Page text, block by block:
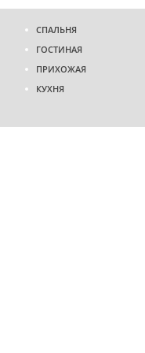
СПАЛЬНЯ
ГОСТИНАЯ
ПРИХОЖАЯ
КУХНЯ